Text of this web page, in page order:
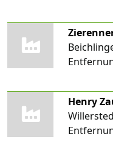
Henry